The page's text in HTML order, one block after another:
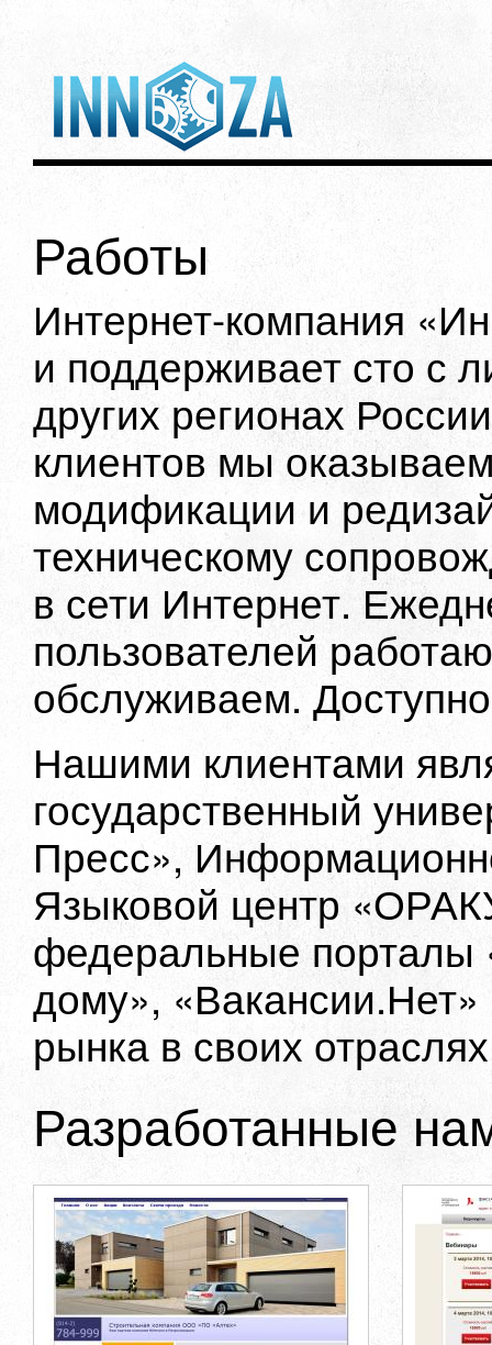
Работы
Интернет-компания
и поддерживает сто с
других регионах
клиентов мы
модификации и
техническому
в сети Интернет.
пользователей
обслуживаем.
Нашими клиентами
государственный
Пресс»,
Языковой центр
федеральные порталы
дому»,
рынка в своих
Разработанные